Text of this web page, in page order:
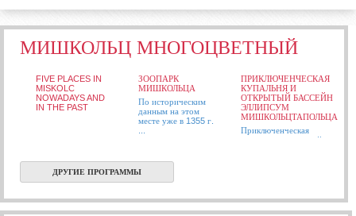
МИШКОЛЬЦ МНОГОЦВЕТНЫЙ
FIVE PLACES IN
MISKOLC
NOWADAYS AND
IN THE PAST
ЗООПАРК
МИШКОЛЬЦА
По историческим
данным на этом
месте уже в 1355 г.
ПРИКЛЮЧЕНЧЕСКАЯ
КУПАЛЬНЯ И
ОТКРЫТЫЙ БАССЕЙН
ЭЛЛИПСУМ
МИШКОЛЬЦТАПОЛЬЦА
Приключенческая
купальня и открытый
ДРУГИЕ ПРОГРАММЫ